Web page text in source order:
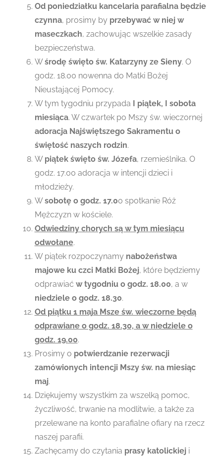
Od poniedziałku kancelaria parafialna będzie
czynna, prosimy by przebywać w niej w
maseczkach, zachowując wszelkie zasady
bezpieczeństwa.
Wśrodę święto św. Katarzyny ze Sieny. O
godz. 18.00 nowenna do Matki Bożej
Nieustającej Pomocy.
W tym tygodniu przypada I piątek, I sobota
miesiąca. W czwartek po Mszy św. wieczornej
adoracja Najświętszego Sakramentu o
świętość naszych rodzin.
W piątek święto św. Józefa, rzemieślnika. O
godz. 17.00 adoracja w intencji dzieci i
młodzieży.
Wsobotę o godz. 17.00 spotkanie Róż
Mężczyzn w kościele.
Odwiedziny chorych są w tym miesiącu
odwołane.
W piątek rozpoczynamy nabożeństwa
majowe ku czci Matki Bożej, które będziemy
odprawiać w tygodniu o godz. 18.00, a w
niedziele o godz. 18.30.
Od piątku 1 maja Msze św. wieczorne będą
odprawiane o godz. 18.30, a w niedziele o
godz. 19.00.
Prosimy o potwierdzanie rezerwacji
zamówionych intencji Mszy św. na miesiąc
maj.
Dziękujemy wszystkim za wszelką pomoc,
życzliwość, trwanie na modlitwie, a także za
przelewane na konto parafialne ofiary na rzecz
naszej parafii.
Zachęcamy do czytania prasy katolickieji